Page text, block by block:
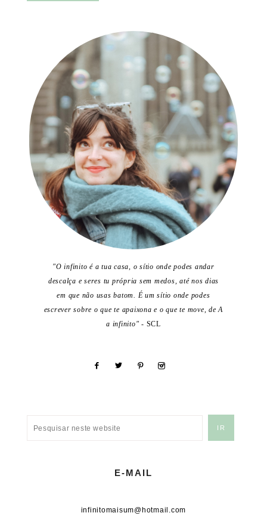
"O infinito é a tua casa, o sítio onde podes andar
descalça e seres tu própria sem medos, até nos dias
em que não usas batom. É um sítio onde podes
escrever sobre o que te apaixona e o que te move, de A
a infinito"- SCL
E-MAIL
infinitomaisum@hotmail.com